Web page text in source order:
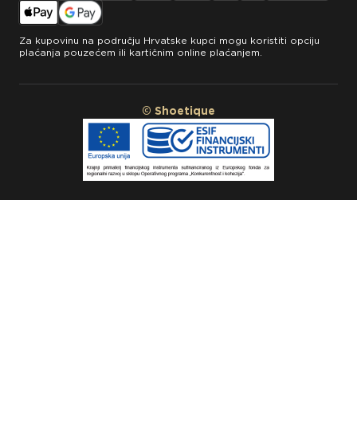
Za kupovinu na području Hrvatske kupci mogu koristiti opciju
plaćanja pouzećem ili kartičnim online plaćanjem.
© Shoetique